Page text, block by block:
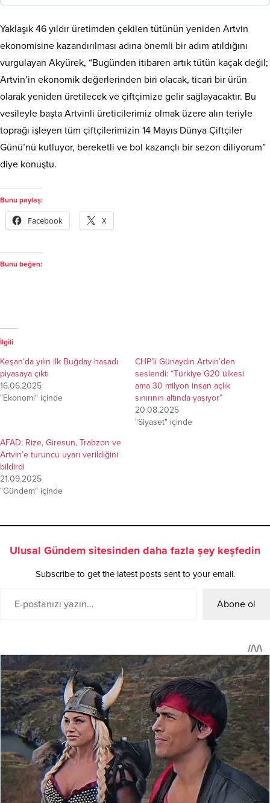
Yaklaşık 46 yıldır üretimden çekilen tütünün yeniden Artvin
ekonomisine kazandırılması adına önemli bir adım atıldığını
vurgulayan Akyürek, “Bugünden itibaren artık tütün kaçak değil;
Artvin’in ekonomik değerlerinden biri olacak, ticari bir ürün
olarak yeniden üretilecek ve çiftçimize gelir sağlayacaktır. Bu
vesileyle başta Artvinli üreticilerimiz olmak üzere alın teriyle
toprağı işleyen tüm çiftçilerimizin 14 Mayıs Dünya Çiftçiler
Günü’nü kutluyor, bereketli ve bol kazançlı bir sezon diliyorum”
diye konuştu.
Bunu paylaş:
Facebook X
Bunu beğen:
İlgili
Keşan’da yılın ilk Buğday hasadı
piyasaya çıktı
16.06.2025
"Ekonomi" içinde
CHP’li Günaydın Artvin’den
seslendi: “Türkiye G20 ülkesi
ama 30 milyon insan açlık
sınırının altında yaşıyor”
20.08.2025
"Siyaset" içinde
AFAD; Rize, Giresun, Trabzon ve
Artvin’e turuncu uyarı verildiğini
bildirdi
21.09.2025
"Gündem" içinde
Ulusal Gündem sitesinden daha fazla şey keşfedin
Subscribe to get the latest posts sent to your email.
Abone ol